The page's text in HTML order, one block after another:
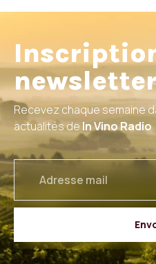
Recevez chaque semaine
actualités de In Vino Radio
email